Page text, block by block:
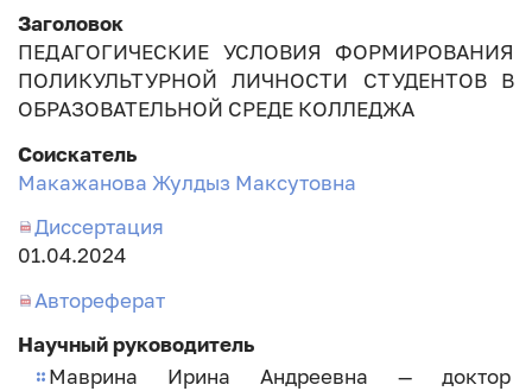
Заголовок
ПЕДАГОГИЧЕСКИЕ УСЛОВИЯ ФОРМИРОВАНИЯ
ПОЛИКУЛЬТУРНОЙ ЛИЧНОСТИ СТУДЕНТОВ В
ОБРАЗОВАТЕЛЬНОЙ СРЕДЕ КОЛЛЕДЖА
Соискатель
Макажанова Жулдыз Максутовна
Диссертация
Дата
диссертации
01.04.2024
Автореферат
Научный руководитель
Маврина Ирина Андреевна — доктор